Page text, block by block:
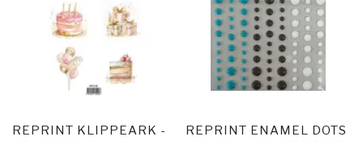
REPRINT KLIPPEARK -
REPRINT ENAMEL DOTS